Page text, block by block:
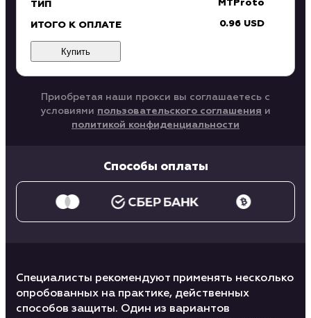
ТИП MTProto
ИТОГО К ОПЛАТЕ 0.96 USD
Купить
Приобретая наши прокси вы соглашаетесь с
условиями пользовательского соглашения и
политикой конфиденциальности
Способы оплаты
Специалисты рекомендуют применять несколько
опробованных на практике, действенных
способов защиты. Один из вариантов